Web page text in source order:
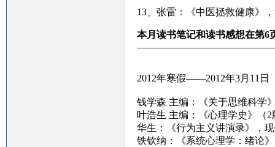
13、张雷：《中医拯救健康》
本月读书笔记和读书感想在第6
2012年寒假——2012年3月11日
钱学森 主编：《关于思维科学
叶浩生 主编：《心理学史》（
华生：《行为主义讲演录》，
铁钦纳：《系统心理学：绪论